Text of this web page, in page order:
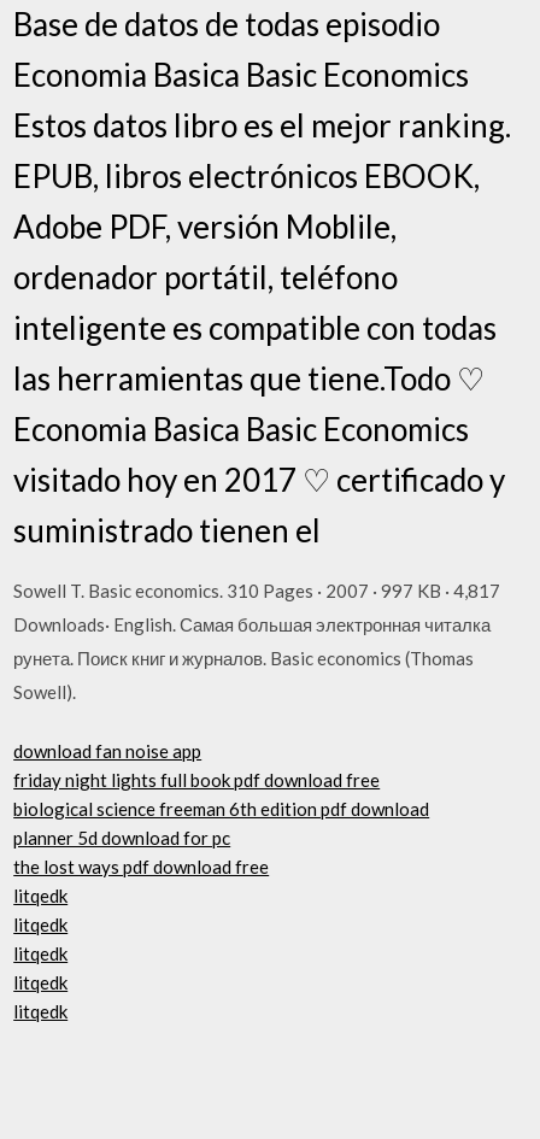
Base de datos de todas episodio
Economia Basica Basic Economics
Estos datos libro es el mejor ranking.
EPUB, libros electrónicos EBOOK,
Adobe PDF, versión Moblile,
ordenador portátil, teléfono
inteligente es compatible con todas
las herramientas que tiene.Todo ♡
Economia Basica Basic Economics
visitado hoy en 2017 ♡ certificado y
suministrado tienen el
Sowell T. Basic economics. 310 Pages · 2007 · 997 KB · 4,817
Downloads· English. Самая большая электронная читалка
рунета. Поиск книг и журналов. Basic economics (Thomas
Sowell).
download fan noise app
friday night lights full book pdf download free
biological science freeman 6th edition pdf download
planner 5d download for pc
the lost ways pdf download free
litqedk
litqedk
litqedk
litqedk
litqedk